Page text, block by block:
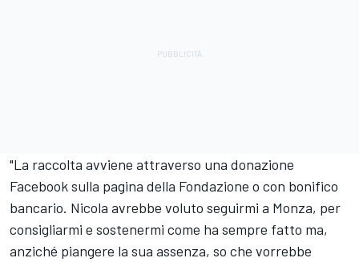
"La raccolta avviene attraverso una donazione
Facebook sulla pagina della Fondazione o con bonifico
bancario. Nicola avrebbe voluto seguirmi a Monza, per
consigliarmi e sostenermi come ha sempre fatto ma,
anziché piangere la sua assenza, so che vorrebbe